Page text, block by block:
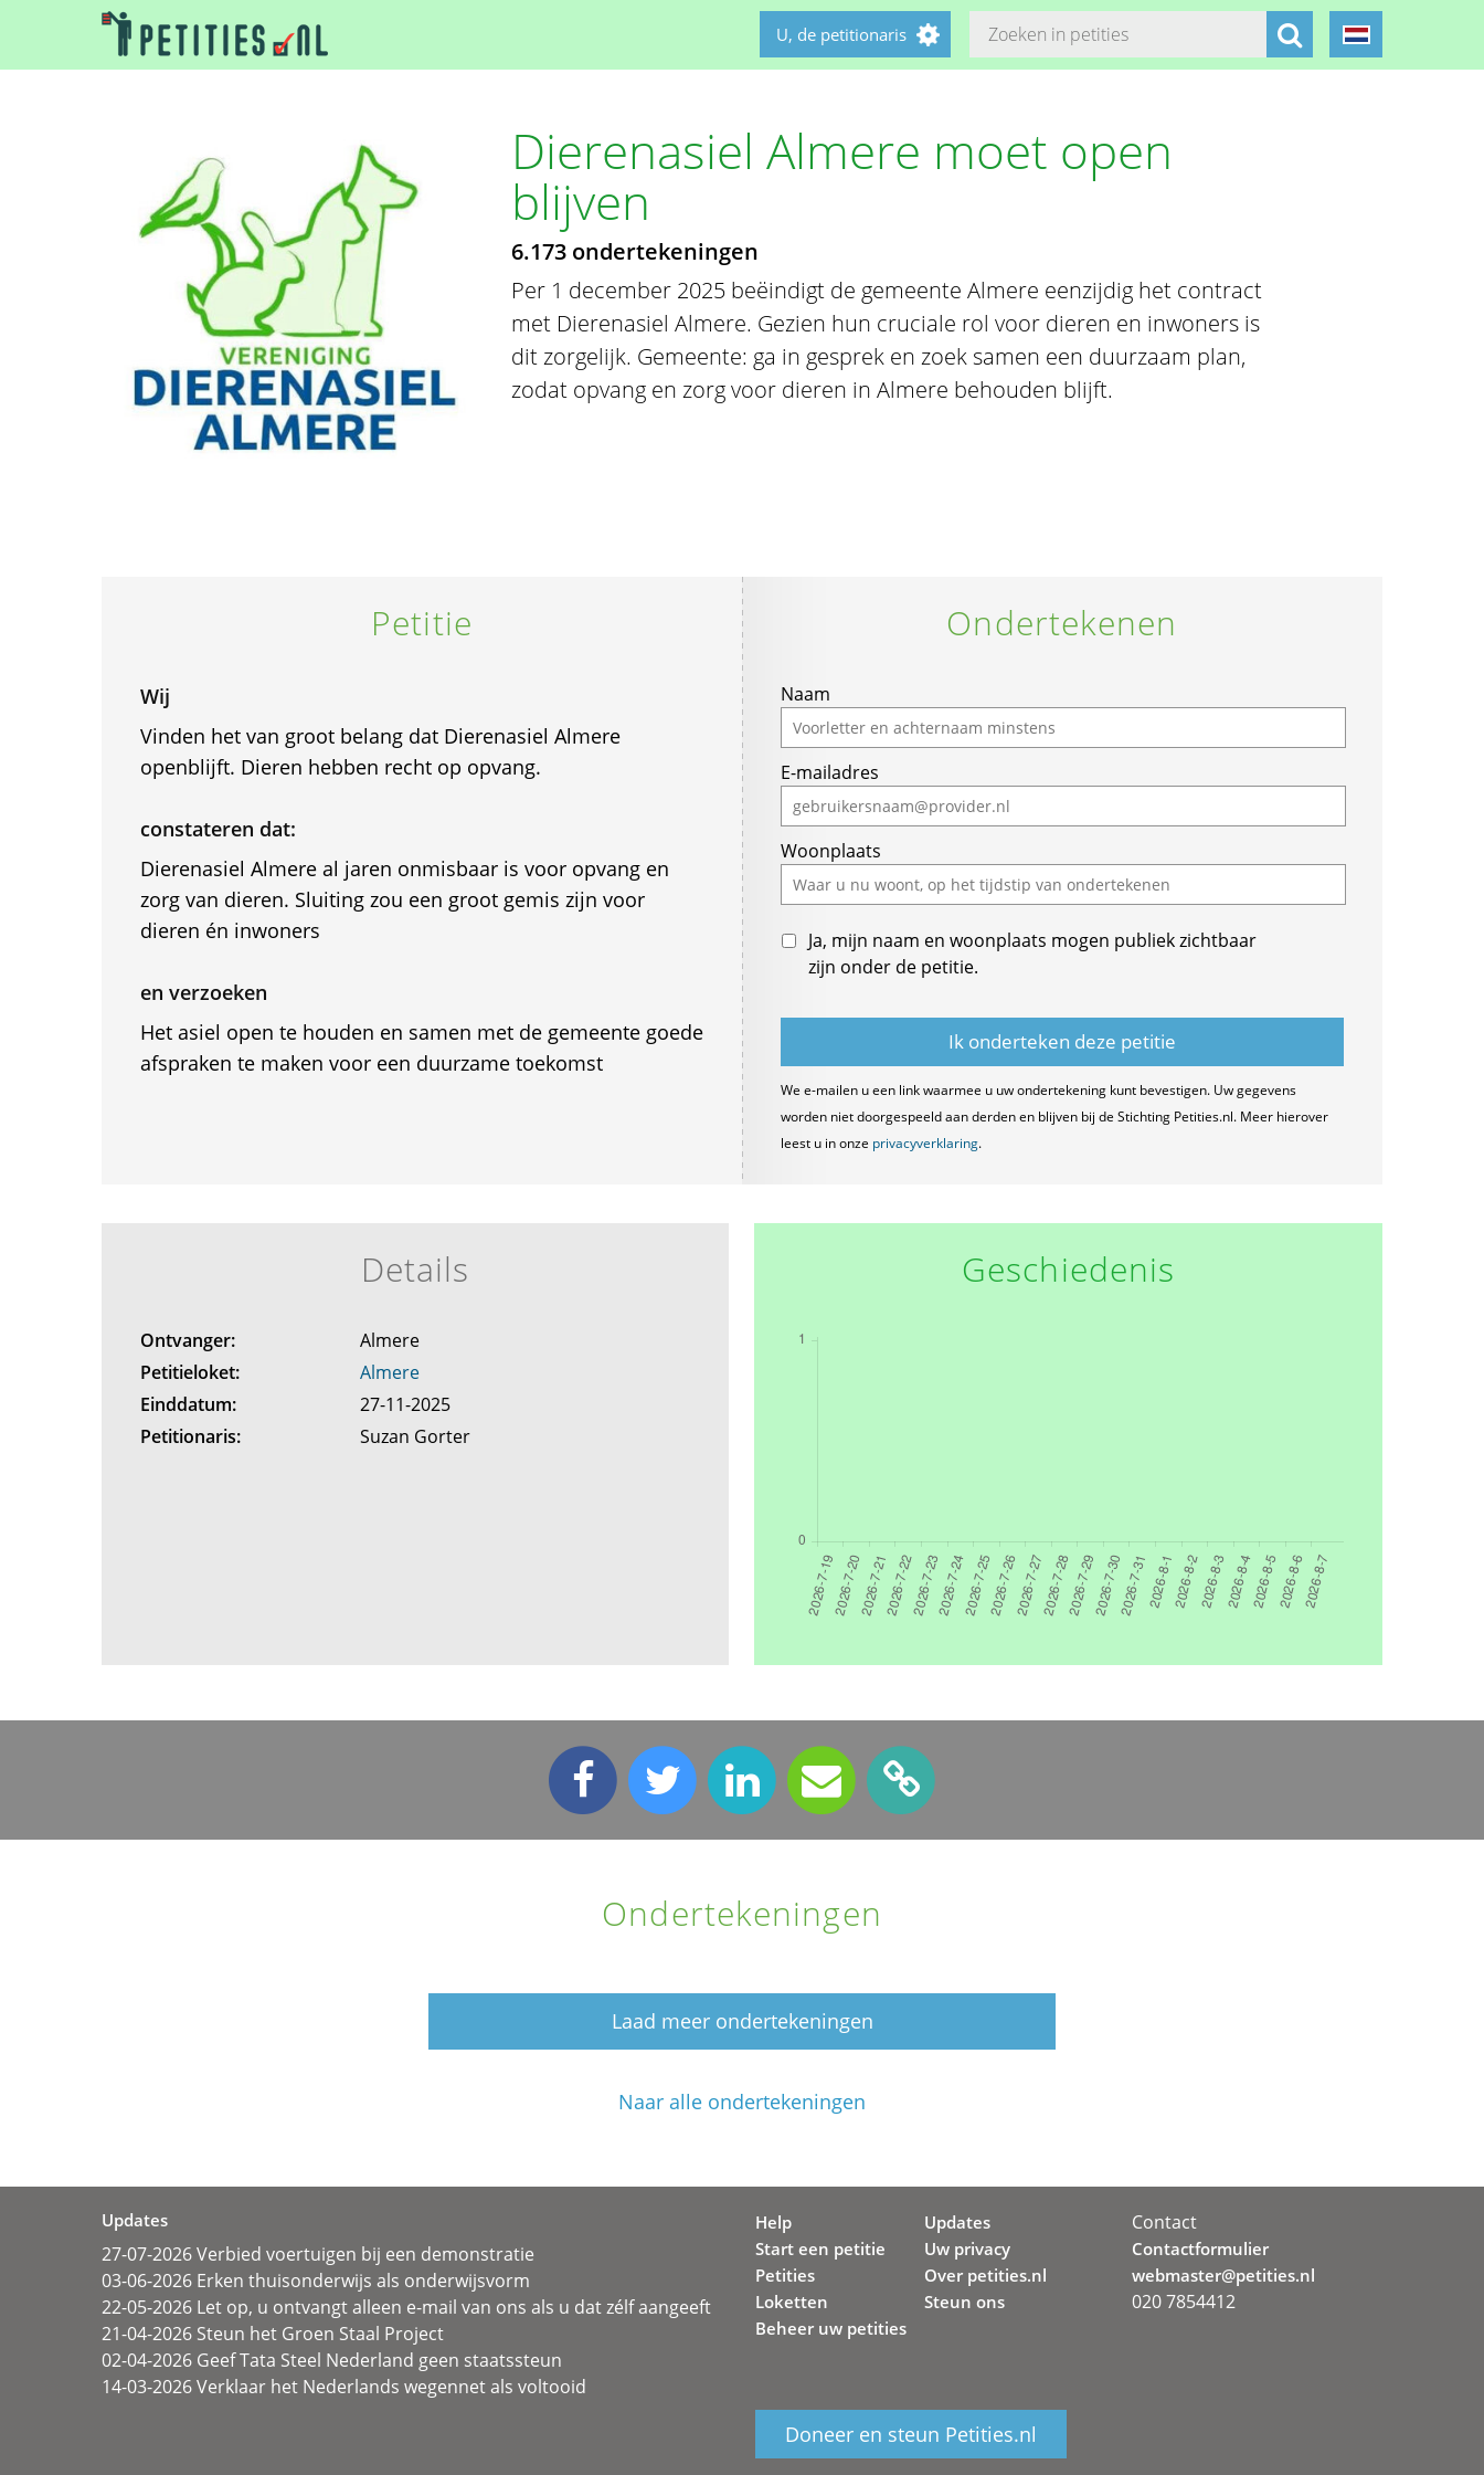
U, de petitionaris
Dierenasiel Almere moet open
blijven
6.173 ondertekeningen
Per 1 december 2025 beëindigt de gemeente Almere eenzijdig het contract
met Dierenasiel Almere. Gezien hun cruciale rol voor dieren en inwoners is
dit zorgelijk. Gemeente: ga in gesprek en zoek samen een duurzaam plan,
zodat opvang en zorg voor dieren in Almere behouden blijft.
Petitie
Wij
Vinden het van groot belang dat Dierenasiel Almere
openblijft. Dieren hebben recht op opvang.
constateren dat:
Dierenasiel Almere al jaren onmisbaar is voor opvang en
zorg van dieren. Sluiting zou een groot gemis zijn voor
dieren én inwoners
en verzoeken
Het asiel open te houden en samen met de gemeente goede
afspraken te maken voor een duurzame toekomst
Ondertekenen
If
you
are
a
human,
ignore
this
field
Naam
E-mailadres
Woonplaats
Ja, mijn naam en woonplaats mogen publiek zichtbaar
zijn onder de petitie.
We e-mailen u een link waarmee u uw ondertekening kunt bevestigen. Uw gegevens
worden niet doorgespeeld aan derden en blijven bij de Stichting Petities.nl. Meer hierover
leest u in onze privacyverklaring.
Details
Ontvanger:
Almere
Petitieloket:
Almere
Einddatum:
27-11-2025
Petitionaris:
Suzan Gorter
Geschiedenis
Ondertekeningen
Laad meer ondertekeningen
Naar alle ondertekeningen
Updates
27-07-2026 Verbied voertuigen bij een demonstratie
03-06-2026 Erken thuisonderwijs als onderwijsvorm
22-05-2026 Let op, u ontvangt alleen e-mail van ons als u dat zélf aangeeft
21-04-2026 Steun het Groen Staal Project
02-04-2026 Geef Tata Steel Nederland geen staatssteun
14-03-2026 Verklaar het Nederlands wegennet als voltooid
Help
Start een petitie
Petities
Loketten
Beheer uw petities
Updates
Uw privacy
Over petities.nl
Steun ons
Doneer en steun Petities.nl
Contact
Contactformulier
webmaster@petities.nl
020 7854412